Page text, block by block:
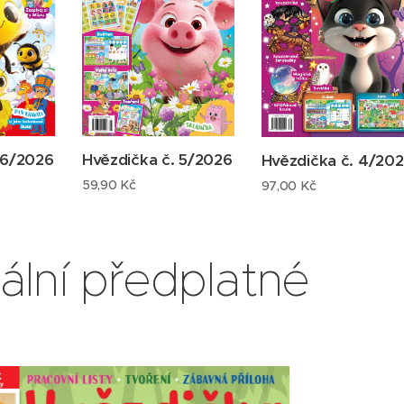
2026 Hvězdička č. 5/2026
59,90 Kč
Hvězdička č. 4/
97,00 Kč
předplatné